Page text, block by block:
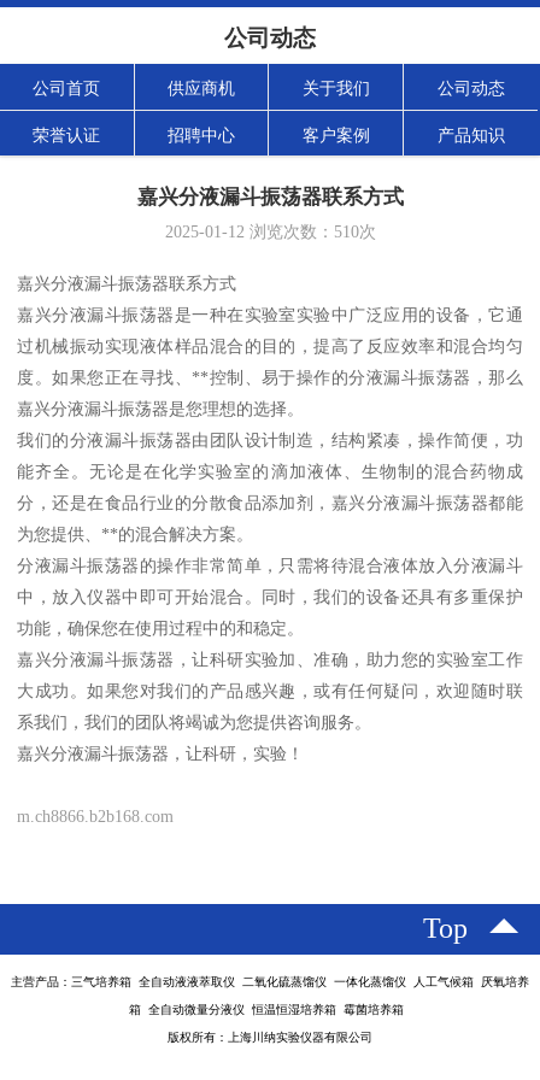
公司动态
公司首页 供应商机 关于我们 公司动态
荣誉认证 招聘中心 客户案例 产品知识
嘉兴分液漏斗振荡器联系方式
2025-01-12浏览次数： 510次
嘉兴分液漏斗振荡器联系方式
嘉兴分液漏斗振荡器是一种在实验室实验中广泛应用的设备，它通
过机械振动实现液体样品混合的目的，提高了反应效率和混合均匀
度。如果您正在寻找、**控制、易于操作的分液漏斗振荡器，那么
嘉兴分液漏斗振荡器是您理想的选择。
我们的分液漏斗振荡器由团队设计制造，结构紧凑，操作简便，功
能齐全。无论是在化学实验室的滴加液体、生物制的混合药物成
分，还是在食品行业的分散食品添加剂，嘉兴分液漏斗振荡器都能
为您提供、**的混合解决方案。
分液漏斗振荡器的操作非常简单，只需将待混合液体放入分液漏斗
中，放入仪器中即可开始混合。同时，我们的设备还具有多重保护
功能，确保您在使用过程中的和稳定。
嘉兴分液漏斗振荡器，让科研实验加、准确，助力您的实验室工作
大成功。如果您对我们的产品感兴趣，或有任何疑问，欢迎随时联
系我们，我们的团队将竭诚为您提供咨询服务。
嘉兴分液漏斗振荡器，让科研，实验！
m.ch8866.b2b168.com
Top
主营产品：三气培养箱 全自动液液萃取仪 二氧化硫蒸馏仪 一体化蒸馏仪 人工气候箱 厌氧培养
箱 全自动微量分液仪 恒温恒湿培养箱 霉菌培养箱
版权所有：上海川纳实验仪器有限公司